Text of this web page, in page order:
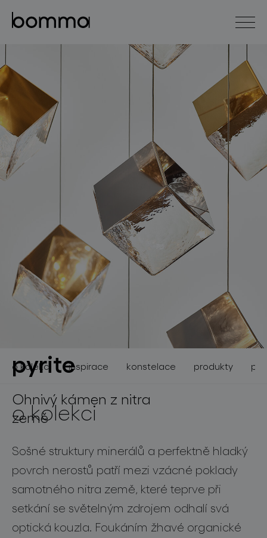
čeština
kolekce svítidel
světelné konstelace
produkty
projekty
pyrite
Ohnivý kámen z nitra
země
o kolekci inspirace konstelace produkty
o kolekci
Sošné struktury minerálů a perfektně hladký
povrch nerostů patří mezi vzácné poklady
samotného nitra země, které teprve při
setkání se světelným zdrojem odhalí svá
optická kouzla. Foukáním žhavé organické